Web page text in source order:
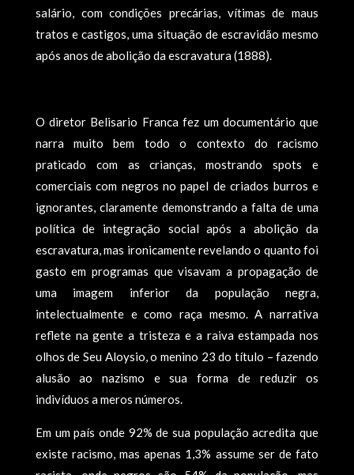
salário, com condições precárias, vítimas de maus
tratos e castigos, uma situação de escravidão mesmo
após anos de abolição da escravatura (1888).
O diretor Belisario Franca fez um documentário que
narra muito bem todo o contexto do racismo
praticado com as crianças, mostrando spots e
comerciais com negros no papel de criados burros e
ignorantes, claramente demonstrando a falta de uma
política de integração social após a abolição da
escravatura, mas ironicamente revelando o quanto foi
gasto em programas que visavam a propagação de
uma imagem inferior da população negra,
intelectualmente e como raça mesmo. A narrativa
reflete na gente a tristeza e a raiva estampada nos
olhos de Seu Aloysio, o menino 23 do título – fazendo
alusão ao nazismo e sua forma de reduzir os
indivíduos a meros números.
Em um país onde 92% de sua população acredita que
existe racismo, mas apenas 1,3% assume ser de fato